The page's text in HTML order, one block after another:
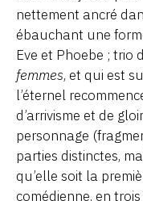
nettement ancré
ébauchant une
Eve et Phoebe ; trio
femmes, et qui est
l’éternel
d’arrivisme et de
personnage
parties distinctes,
qu’elle soit la
comédienne, en